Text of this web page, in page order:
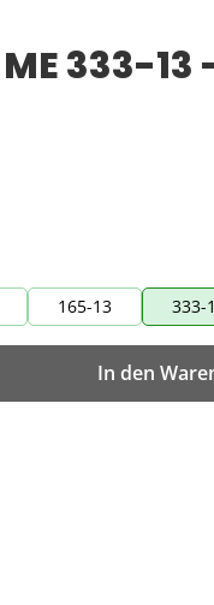
333-13
165-13 333-
Wert
In den